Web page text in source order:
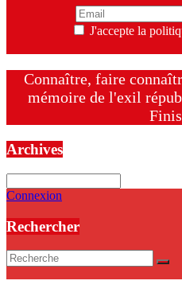
J'accepte la
Connaître, faire
mémoire de l'exil
Archives
Connexion
Rechercher